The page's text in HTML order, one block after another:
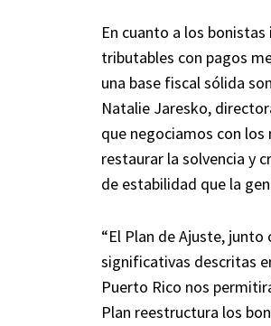
En cuanto a los
tributables con pagos
una base fiscal sólida
Natalie Jaresko,
que negociamos con
restaurar la solvencia y
de estabilidad que la
“El Plan de Ajuste,
significativas descritas
Puerto Rico nos
Plan reestructura los